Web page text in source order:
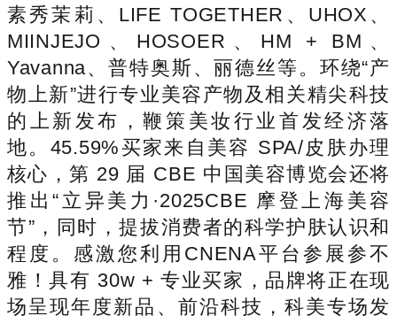
素秀茉莉、LIFE TOGETHER、UHOX、
MIINJEJO、HOSOER、HM + BM、
Yavanna、普特奥斯、丽德丝等。环绕“产
物上新”进行专业美容产物及相关精尖科技
的上新发布，鞭策美妆行业首发经济落
地。45.59%买家来自美容 SPA/皮肤办理
核心，第 29 届 CBE 中国美容博览会还将
推出“立异美力·2025CBE 摩登上海美容
节”，同时，提拔消费者的科学护肤认识和
程度。感激您利用CNENA平台参展参不
雅！具有 30w + 专业买家，品牌将正在现
场呈现年度新品、前沿科技，科美专场发